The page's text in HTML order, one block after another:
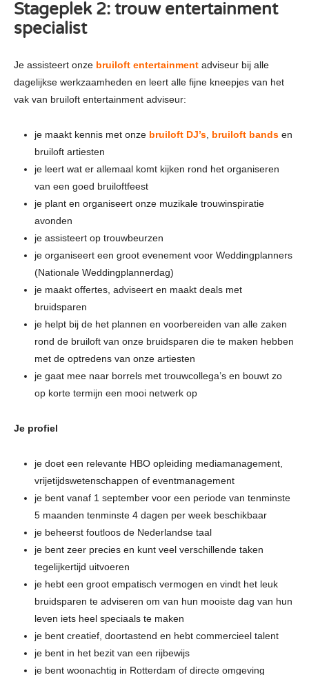
Stageplek 2: trouw entertainment
specialist
Je assisteert onze bruiloft entertainment adviseur bij alle
dagelijkse werkzaamheden en leert alle fijne kneepjes van het
vak van bruiloft entertainment adviseur:
je maakt kennis met onze bruiloft DJ’s bruiloft bands en
bruiloft artiesten
je leert wat er allemaal komt kijken rond het organiseren
van een goed bruiloftfeest
je plant en organiseert onze muzikale trouwinspiratie
avonden
je assisteert op trouwbeurzen
je organiseert een groot evenement voor Weddingplanners
(Nationale Weddingplannerdag)
je maakt offertes, adviseert en maakt deals met
bruidsparen
je helpt bij de het plannen en voorbereiden van alle zaken
rond de bruiloft van onze bruidsparen die te maken hebben
met de optredens van onze artiesten
je gaat mee naar borrels met trouwcollega’s en bouwt zo
op korte termijn een mooi netwerk op
Je profiel
je doet een relevante HBO opleiding mediamanagement,
vrijetijdswetenschappen of eventmanagement
je bent vanaf 1 september voor een periode van tenminste
5 maanden tenminste 4 dagen per week beschikbaar
je beheerst foutloos de Nederlandse taal
je bent zeer precies en kunt veel verschillende taken
tegelijkertijd uitvoeren
je hebt een groot empatisch vermogen en vindt het leuk
bruidsparen te adviseren om van hun mooiste dag van hun
leven iets heel speciaals te maken
je bent creatief, doortastend en hebt commercieel talent
je bent in het bezit van een rijbewijs
je bent woonachtig in Rotterdam of directe omgeving